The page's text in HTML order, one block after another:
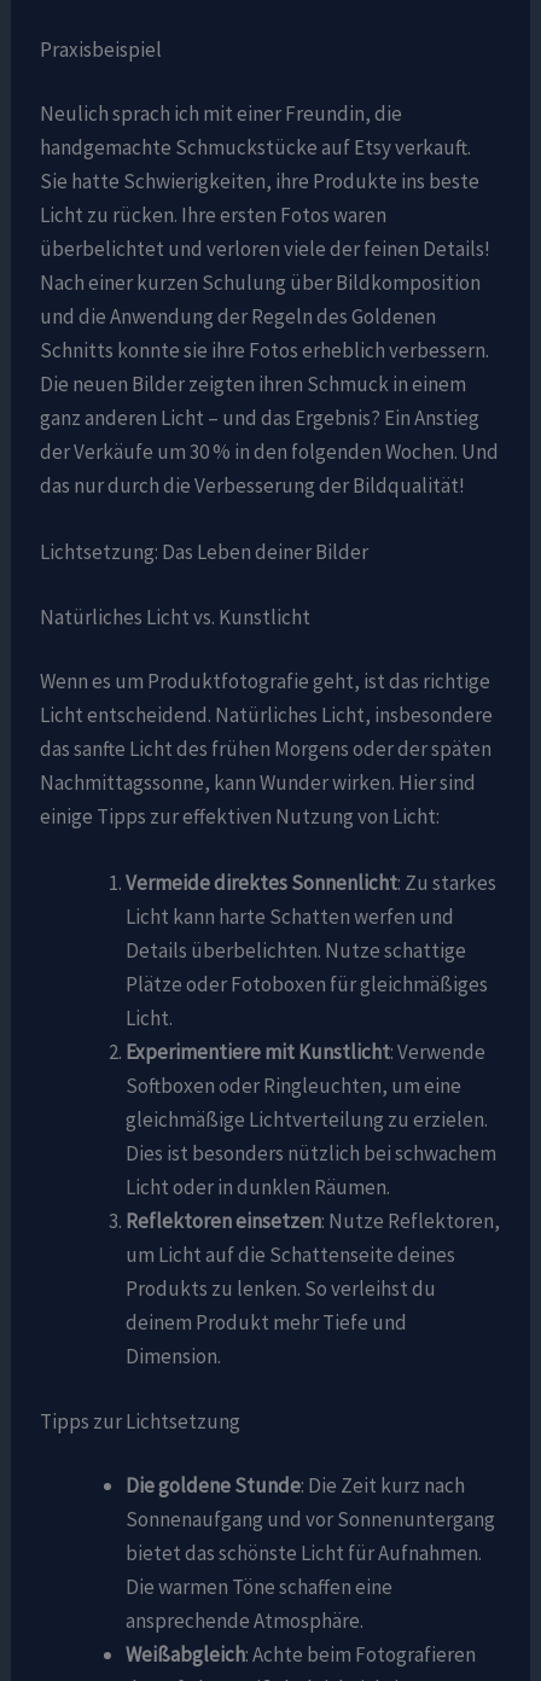
Praxisbeispiel
Neulich sprach ich mit einer Freundin, die
handgemachte Schmuckstücke auf Etsy verkauft.
Sie hatte Schwierigkeiten, ihre Produkte ins beste
Licht zu rücken. Ihre ersten Fotos waren
überbelichtet und verloren viele der feinen Details!
Nach einer kurzen Schulung über Bildkomposition
und die Anwendung der Regeln des Goldenen
Schnitts konnte sie ihre Fotos erheblich verbessern.
Die neuen Bilder zeigten ihren Schmuck in einem
ganz anderen Licht – und das Ergebnis? Ein Anstieg
der Verkäufe um 30 % in den folgenden Wochen. Und
das nur durch die Verbesserung der Bildqualität!
Lichtsetzung: Das Leben deiner Bilder
Natürliches Licht vs. Kunstlicht
Wenn es um Produktfotografie geht, ist das richtige
Licht entscheidend. Natürliches Licht, insbesondere
das sanfte Licht des frühen Morgens oder der späten
Nachmittagssonne, kann Wunder wirken. Hier sind
einige Tipps zur effektiven Nutzung von Licht:
Vermeide direktes Sonnenlicht: Zu starkes
Licht kann harte Schatten werfen und
Details überbelichten. Nutze schattige
Plätze oder Fotoboxen für gleichmäßiges
Licht.
Experimentiere mit Kunstlicht: Verwende
Softboxen oder Ringleuchten, um eine
gleichmäßige Lichtverteilung zu erzielen.
Dies ist besonders nützlich bei schwachem
Licht oder in dunklen Räumen.
Reflektoren einsetzen: Nutze Reflektoren,
um Licht auf die Schattenseite deines
Produkts zu lenken. So verleihst du
deinem Produkt mehr Tiefe und
Dimension.
Tipps zur Lichtsetzung
Die goldene Stunde: Die Zeit kurz nach
Sonnenaufgang und vor Sonnenuntergang
bietet das schönste Licht für Aufnahmen.
Die warmen Töne schaffen eine
ansprechende Atmosphäre.
Weißabgleich: Achte beim Fotografieren